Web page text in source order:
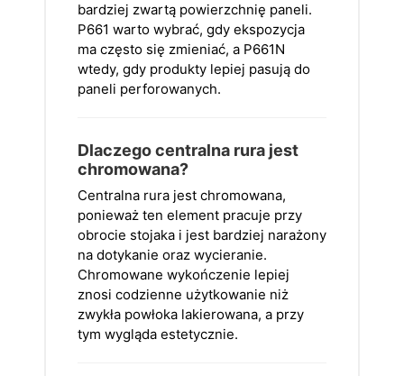
bardziej zwartą powierzchnię paneli.
P661 warto wybrać, gdy ekspozycja
ma często się zmieniać, a P661N
wtedy, gdy produkty lepiej pasują do
paneli perforowanych.
Dlaczego centralna rura jest
chromowana?
Centralna rura jest chromowana,
ponieważ ten element pracuje przy
obrocie stojaka i jest bardziej narażony
na dotykanie oraz wycieranie.
Chromowane wykończenie lepiej
znosi codzienne użytkowanie niż
zwykła powłoka lakierowana, a przy
tym wygląda estetycznie.